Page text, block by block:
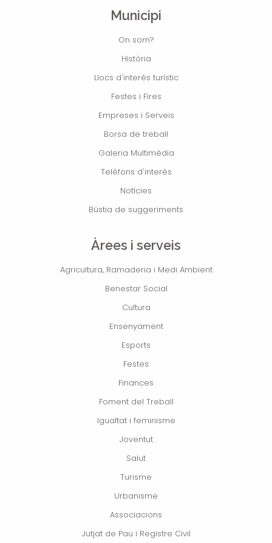
Municipi
On som?
Història
Llocs d'interés turístic
Festes i Fires
Empreses i Serveis
Borsa de treball
Galeria Multimèdia
Telèfons d'interés
Notícies
Bústia de suggeriments
Àrees i serveis
Agricultura, Ramaderia i Medi Ambient
Benestar Social
Cultura
Ensenyament
Esports
Festes
Finances
Foment del Treball
Igualtat i feminisme
Joventut
Salut
Turisme
Urbanisme
Associacions
Jutjat de Pau i Registre Civil